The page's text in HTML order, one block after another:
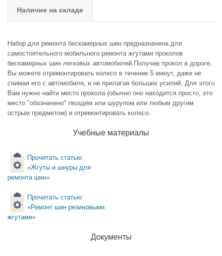
Наличие на складе
Набор для ремонта бескамерных шин предназначена для
самостоятельного мобильного ремонта жгутами проколов
бескамерных шин легковых автомобилей.Получив прокол в дороге,
Вы можете отремонтировать колесо в течение 5 минут, даже не
снимая его с автомобиля, и не прилагая больших усилий. Для этого
Вам нужно найти место прокола (обычно оно находится просто, это
место "обозначено" гвоздём или шурупом или любым другим
острым предметом) и отремонтировать колесо.
Учебные материалы
Прочитать статью:
«Жгуты и шнуры для
ремонта шин»
Прочитать статью:
«Ремонт шин резиновыми
жгутами»
Документы